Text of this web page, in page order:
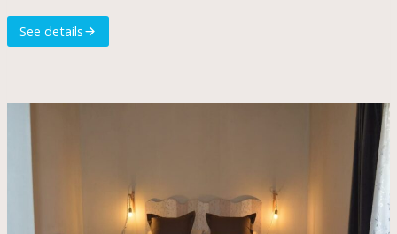
See details